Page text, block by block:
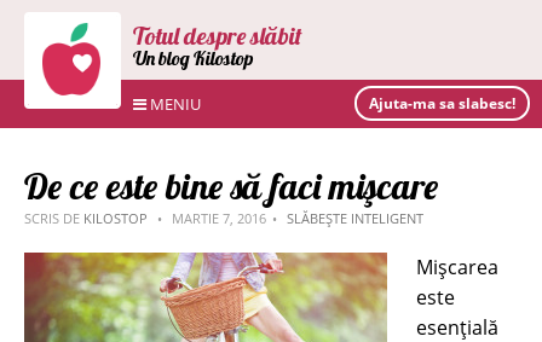
Totul despre slăbit
Un blog Kilostop
MENIU Ajuta-ma sa slabesc!
De ce este bine să faci mişcare
SCRIS DE KILOSTOP MARTIE 7, 2016 SLĂBEȘTE INTELIGENT
Mişcarea
este
esenţială